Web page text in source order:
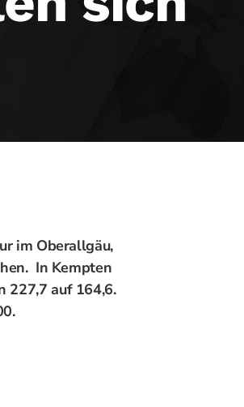
im Oberallgäu,
In Kempten
227,7 auf 164,6.